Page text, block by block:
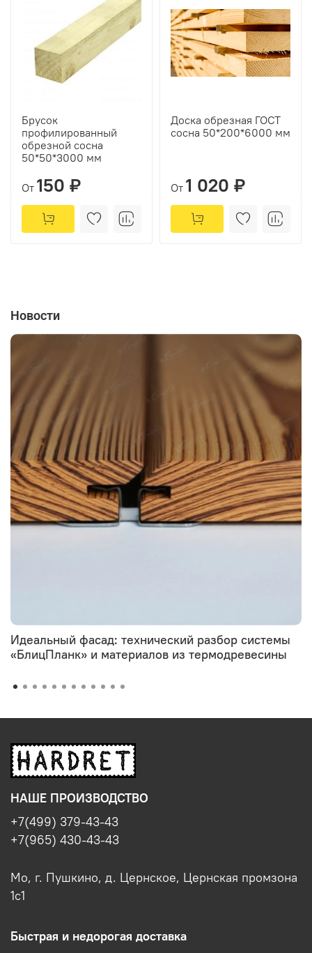
Брусок
профилированный
обрезной сосна
50*50*3000 мм
От 150 ₽
Доска обрезная ГОСТ
сосна 50*200*6000 мм
От 1 020 ₽
Новости
Идеальный фасад: технический разбор системы
«БлицПланк» и материалов из термодревесины
НАШЕ ПРОИЗВОДСТВО
+7(499) 379-43-43
+7(965) 430-43-43
Мо, г. Пушкино, д. Цернское, Цернская промзона
1с1
Быстрая и недорогая доставка